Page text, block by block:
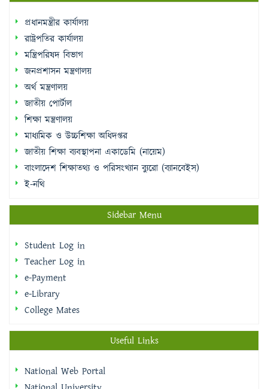
প্রধানমন্ত্রীর কার্যালয়
রাষ্ট্রপতির কার্যালয়
মন্ত্রিপরিষদ বিভাগ
জনপ্রশাসন মন্ত্রণালয়
অর্থ মন্ত্রণালয়
জাতীয় পোর্টাল
শিক্ষা মন্ত্রণালয়
মাধ্যমিক ও উচ্চশিক্ষা অধিদপ্তর
জাতীয় শিক্ষা ব্যবস্থাপনা একাডেমি (নায়েম)
বাংলাদেশ শিক্ষাতথ্য ও পরিসংখ্যান ব্যুরো (ব্যানবেইস)
ই-নথি
Sidebar Menu
Student Log in
Teacher Log in
e-Payment
e-Library
College Mates
Useful Links
National Web Portal